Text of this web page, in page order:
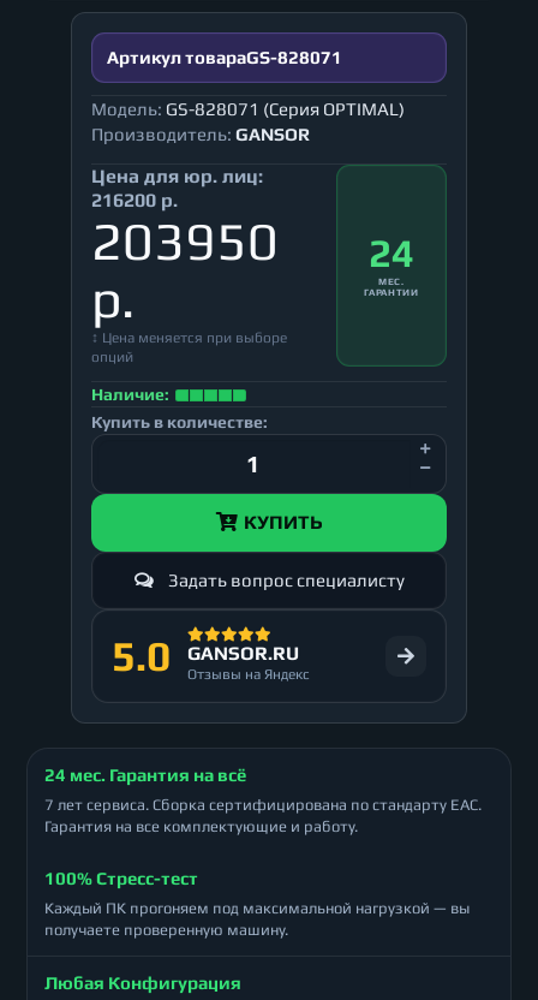
Артикул товараGS-828071
Модель: GS-828071 (Серия OPTIMAL)
Производитель: GANSOR
Цена для юр. лиц:
216200 р.
203950
р.
↕ Цена меняется при выборе
опций
24
МЕС.
ГАРАНТИИ
Наличие:
Купить в количестве:
КУПИТЬ
Задать вопрос специалисту
5.0 GANSOR.RU
Отзывы на Яндекс
24 мес. Гарантия на всё
7 лет сервиса. Сборка сертифицирована по стандарту ЕАС.
Гарантия на все комплектующие и работу.
100% Стресс-тест
Каждый ПК прогоняем под максимальной нагрузкой — вы
получаете проверенную машину.
Любая Конфигурация